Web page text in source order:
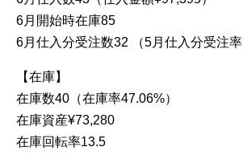
6月開始時在庫85
6月仕入分受注数32 （5月仕入分受注率
【在庫】
在庫数40（在庫率47.06%）
在庫資産¥73,280
在庫回転率13.5